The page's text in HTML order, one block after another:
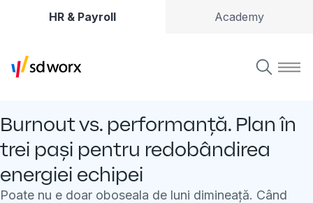
HR & Payroll Academy
Burnout vs. performanță. Plan în
trei pași pentru redobândirea
energiei echipei
Poate nu e doar oboseala de luni dimineață. Când